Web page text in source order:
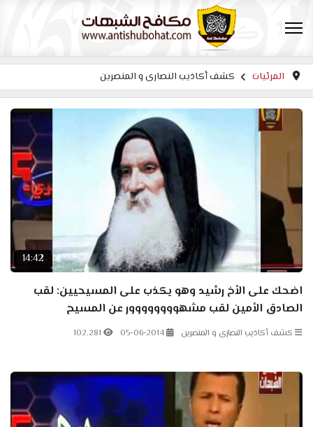
المرئيات كشف أكاذيب النصارى و المنصرين
14:42
اضحك على الأخ رشيد وهو يكذب على المسيحيين: لقب
الصادق الأمين لقب مشهوووووووور عن المسيح
كشف أكاذيب النصارى و المنصرين 05-06-2014
102.281